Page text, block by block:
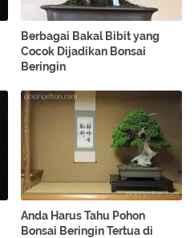
Berbagai Bakal Bibit yang
Cocok Dijadikan Bonsai
Beringin
Anda Harus Tahu Pohon
Bonsai Beringin Tertua di